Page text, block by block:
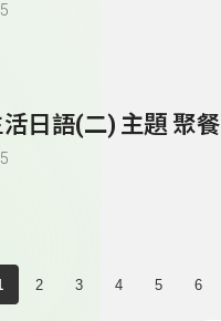
活日語(二) 主題 聚餐
2 3 4 5 6